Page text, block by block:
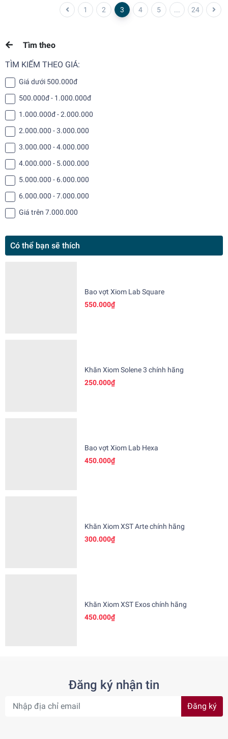
1 2 3 4 5 ... 24
Tìm theo
TÌM KIẾM THEO GIÁ:
Giá dưới 500.000đ
500.000đ - 1.000.000đ
1.000.000đ - 2.000.000
2.000.000 - 3.000.000
3.000.000 - 4.000.000
4.000.000 - 5.000.000
5.000.000 - 6.000.000
6.000.000 - 7.000.000
Giá trên 7.000.000
Có thể bạn sẽ thích
Bao vợt Xiom Lab Square
550.000₫
Khăn Xiom Solene 3 chính hãng
250.000₫
Bao vợt Xiom Lab Hexa
450.000₫
Khăn Xiom XST Arte chính hãng
300.000₫
Khăn Xiom XST Exos chính hãng
450.000₫
Đăng ký nhận tin
Đăng ký